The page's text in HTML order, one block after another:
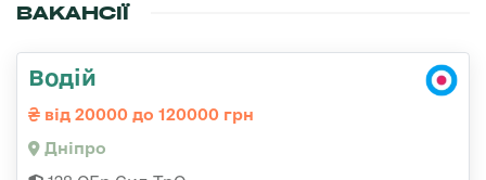
ВАКАНСІЇ
Водій
від 20000 до 120000 грн
Дніпро